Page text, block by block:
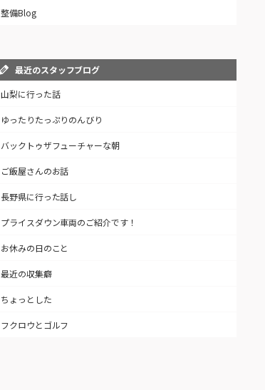
整備Blog
最近のスタッフブログ
山梨に行った話
ゆったりたっぷりのんびり
バックトゥザフューチャーな朝
ご飯屋さんのお話
長野県に行った話し
プライスダウン車両のご紹介です！
お休みの日のこと
最近の収集癖
ちょっとした
フクロウとゴルフ